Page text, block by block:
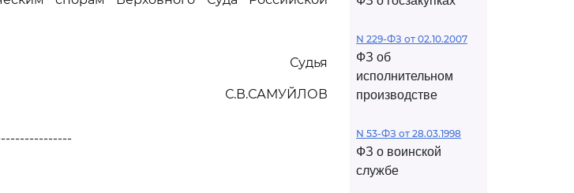
Судья
С.В.САМУЙЛОВ
N 229-ФЗ от 02.10.2007
ФЗ об
исполнительном
производстве
N 53-ФЗ от 28.03.1998
ФЗ о воинской
службе